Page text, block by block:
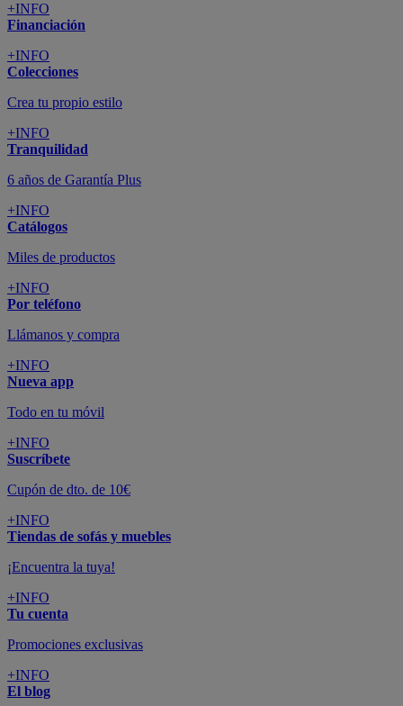
+INFO
Financiación
+INFO
Colecciones
Crea tu propio estilo
+INFO
Tranquilidad
6 años de Garantía Plus
+INFO
Catálogos
Miles de productos
+INFO
Por teléfono
Llámanos y compra
+INFO
Nueva app
Todo en tu móvil
+INFO
Suscríbete
Cupón de dto. de 10€
+INFO
Tiendas de sofás y muebles
¡Encuentra la tuya!
+INFO
Tu cuenta
Promociones exclusivas
+INFO
El blog